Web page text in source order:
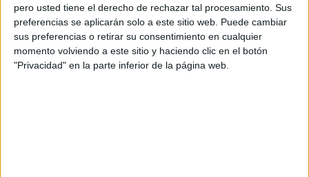
pero usted tiene el derecho de rechazar tal procesamiento. Sus
preferencias se aplicarán solo a este sitio web. Puede cambiar
sus preferencias o retirar su consentimiento en cualquier
momento volviendo a este sitio y haciendo clic en el botón
"Privacidad" en la parte inferior de la página web.
cuerpo, y la tercera tanda ha comentado lo mismo pero
añadiendo que los influencers deben informar a sus
seguidores de sus operaciones estéticas, del porqué se
las hacen y qué resultados han obtenido, pues de otra